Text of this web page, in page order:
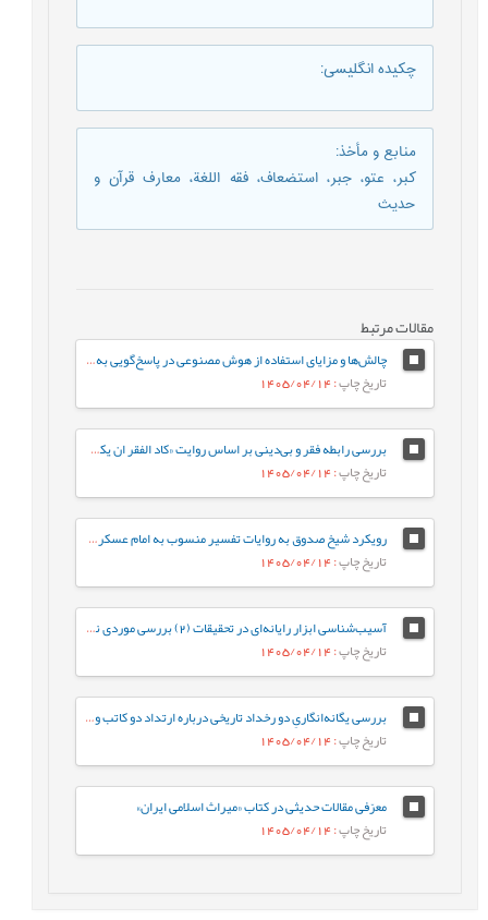
چکیده انگلیسی:
منابع و مأخذ:
کبر، عتو، جبر، استضعاف، فقه اللغة، معارف قرآن و
حدیث
مقالات مرتبط
چالش‌ها و مزایای استفاده از هوش مصنوعی در پاسخ‌گویی به سؤالات قرآنی و حدیثی
تاریخ چاپ: 1405/04/14
بررسی رابطه فقر و بی‌دینی بر اساس روایت «کاد الفقر ان ‌یکون کفرا»
تاریخ چاپ: 1405/04/14
رویکرد شیخ صدوق به روایات تفسیر منسوب به امام عسکری علیه السلام مطالعه‌ای در روش نقل و گزینش
تاریخ چاپ: 1405/04/14
آسیب‌شناسی ابزار رایانه‌ای در تحقیقات (2) بررسی موردی نرم‌افزارهای «جامع الاحادیث 5/3» و «جامع فقه 3»
تاریخ چاپ: 1405/04/14
بررسی یگانه‌انگاریِ دو رخداد تاریخی درباره ارتداد دو کاتب وحی
تاریخ چاپ: 1405/04/14
معرّفی مقالات حدیثی در کتاب «میراث اسلامی ایران»
تاریخ چاپ: 1405/04/14